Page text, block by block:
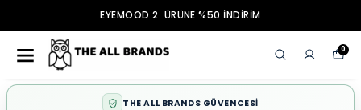
EYEMOOD 2. ÜRÜNE %50 İNDİRİM
0
THE ALL BRANDS GÜVENCESİ